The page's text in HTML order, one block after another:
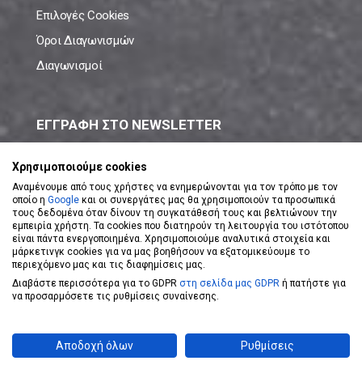
Επιλογές Cookies
Όροι Διαγωνισμών
Διαγωνισμοί
ΕΓΓΡΑΦΗ ΣΤΟ NEWSLETTER
ΕΓΓΡΑΦΗ ΣΤΟ NEWSLETTER
Αποδέχομαι τουςΌρους Χρήσης
Powered byeShopKeyDesigned byKoolmetrix
Χρησιμοποιούμε cookies
Αναμένουμε από τους χρήστες να ενημερώνονται για τον τρόπο με τον
οποίο η Google και οι συνεργάτες μας θα χρησιμοποιούν τα προσωπικά
τους δεδομένα όταν δίνουν τη συγκατάθεσή τους και βελτιώνουν την
εμπειρία χρήστη. Τα cookies που διατηρούν τη λειτουργία του ιστότοπου
είναι πάντα ενεργοποιημένα. Χρησιμοποιούμε αναλυτικά στοιχεία και
μάρκετινγκ cookies για να μας βοηθήσουν να εξατομικεύουμε το
περιεχόμενο μας και τις διαφημίσεις μας.
Διαβάστε περισσότερα για το GDPR στη σελίδα μας GDPR ή πατήστε για
να προσαρμόσετε τις ρυθμίσεις συναίνεσης.
Αποδοχή όλων Ρυθμίσεις